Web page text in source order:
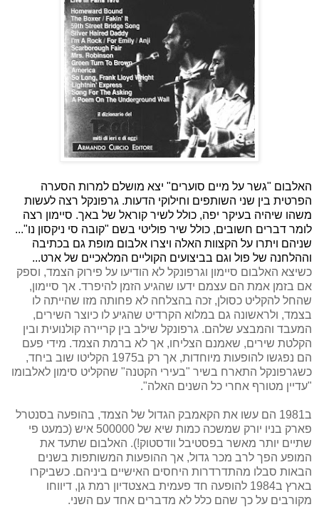
האלבום "גשר על מיים סוערים" יצא מושלם למרות הסערה
הפרטית בין שני השותפים וחילוקי הדעות. גרפונקל רצה לעשות
משהו שיהיה בעיקר יפה, כולל לשיר קוראל של באך. סיימון רצה
לומר דברים חשובים, כולל שיר פוליטי בשם "קובה סי ניקסון נו"...
שניהם ויתרו על הקצוות האלה ויצרו אלבום מופת גם בכתיבה
וההלחנה של פול וגם בביצועים הקוליים המלאכיים של ארט...
כשיצא האלבום סיימון וגרפונקל לא הודיעו על פירוק הצמד, וספק
אם בזמן אמת הם עצמם ידעו שהגיע הזמן להיפרד. אך סיימון,
שהחל להקליט כסולן, זכה בהצלחה לא פחותה מזו שהייתה לו
בצמד, ולראשונה גם במלוא הקרדיט שהגיע לו כיוצר השירים,
המעבד והמבצע שלהם. גרפונקל שילב בין קריירה קולנועית ובין
הקלטת שירים, שאמנם הצליחו, אך לא ברמת הצמד. מידי פעם
הם נפגשו להופעות מיוחדות, אך רק ב1975 הקליטו שוב ביחד,
כשגרפונקל התארח בשיר "בעירי הקטנה" שהקליט סימון לאלבומו
"עדיין מטורף אחרי כל השנים האלה".
ב1981 הם עשו את הקאמבק הגדול של הצמד, בהופעה בסנטרל
פארק בניו יורק שמשכה כמות שיא של 500000 איש (כמעט פי
שתיים יותר מאשר בפסטיבל וודסטוק!). האלבום שתעד את
המופע הפך לרב מכר גדול, אך ההופעות המשותפות בשנים
הבאות סבלו מהתדרדרות היחסים האישיים ביניהם. כשביקרו
בארץ ב1984 להופעה חד פעמית באצטדיון רמת גן, דיווחו
מקורבים על כך שהם כלל לא מדברים אחד עם השני.